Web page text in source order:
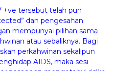
+ve tersebut telah pun
dan pengesahan
mempunyai pilihan sama
atau sebaliknya. Bagi
perkahwinan sekalipun
AIDS, maka sesi